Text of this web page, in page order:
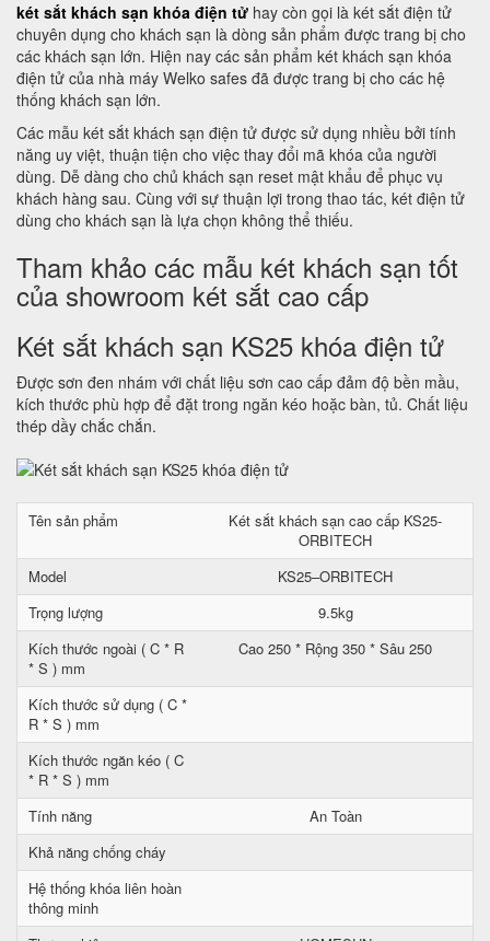
két sắt khách sạn khóa điện tử hay còn gọi là két sắt điện tử
chuyên dụng cho khách sạn là dòng sản phẩm được trang bị cho
các khách sạn lớn. Hiện nay các sản phẩm két khách sạn khóa
điện tử của nhà máy Welko safes đã được trang bị cho các hệ
thống khách sạn lớn.
Các mẫu két sắt khách sạn điện tử được sử dụng nhiều bởi tính
năng uy việt, thuận tiện cho việc thay đổi mã khóa của người
dùng. Dễ dàng cho chủ khách sạn reset mật khẩu để phục vụ
khách hàng sau. Cùng với sự thuận lợi trong thao tác, két điện tử
dùng cho khách sạn là lựa chọn không thể thiếu.
Tham khảo các mẫu két khách sạn tốt
của showroom két sắt cao cấp
Két sắt khách sạn KS25 khóa điện tử
Được sơn đen nhám với chất liệu sơn cao cấp đảm độ bền mầu,
kích thước phù hợp để đặt trong ngăn kéo hoặc bàn, tủ. Chất liệu
thép dầy chắc chắn.
Tên sản phẩm
Két sắt khách sạn cao cấp KS25-
ORBITECH
Model
KS25–ORBITECH
Trọng lượng
9.5kg
Kích thước ngoài ( C * R
* S ) mm
Cao 250 * Rộng 350 * Sâu 250
Kích thước sử dụng ( C *
R * S ) mm
Kích thước ngăn kéo ( C
* R * S ) mm
Tính năng
An Toàn
Khả năng chống cháy
Hệ thống khóa liên hoàn
thông minh